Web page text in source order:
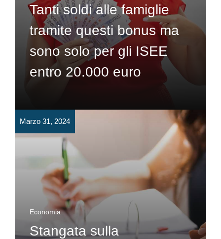
Tanti soldi alle famiglie
tramite questi bonus ma
sono solo per gli ISEE
entro 20.000 euro
Marzo 31, 2024
Economia
Stangata sulla